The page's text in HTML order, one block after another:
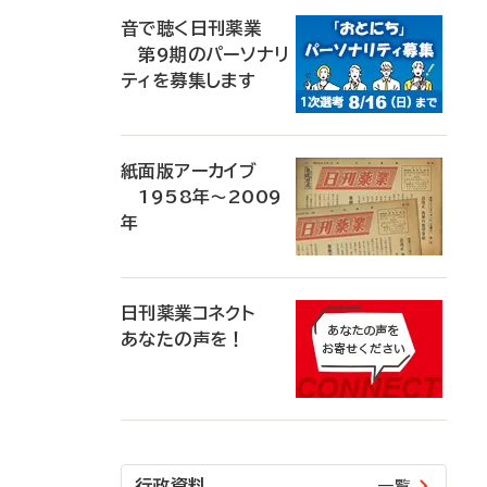
音で聴く日刊薬業
第9期のパーソナリ
ティを募集します
紙面版アーカイブ
1958年～2009
年
日刊薬業コネクト
あなたの声を！